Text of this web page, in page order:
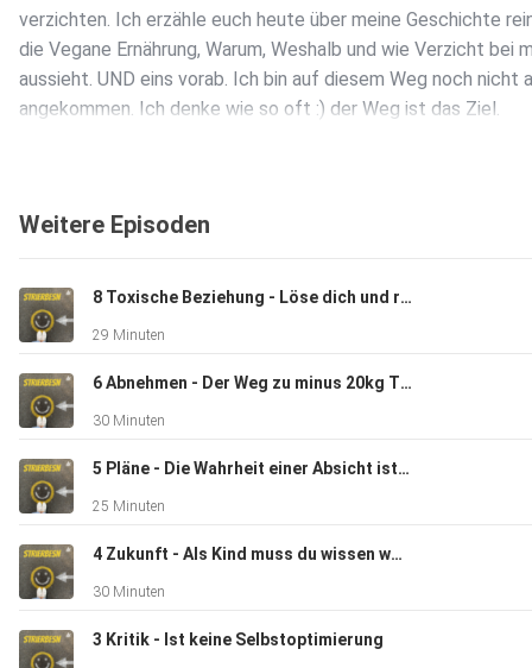
verzichten. Ich erzähle euch heute über meine Geschichte
die Vegane Ernährung, Warum, Weshalb und wie Verzicht bei
aussieht. UND eins vorab. Ich bin auf diesem Weg noch nicht
angekommen. Ich denke wie so oft :) der Weg ist das Ziel.
Weitere Episoden
8 Toxische Beziehung - Löse dich und resette dein Mindset
29 Minuten
6 Abnehmen - Der Weg zu minus 20kg TEIL 1
30 Minuten
5 Pläne - Die Wahrheit einer Absicht ist die Tat
25 Minuten
4 Zukunft - Als Kind muss du wissen wohin du willst?
30 Minuten
3 Kritik - Ist keine Selbstoptimierung